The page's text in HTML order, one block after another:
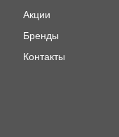
Акции
Бренды
Контакты